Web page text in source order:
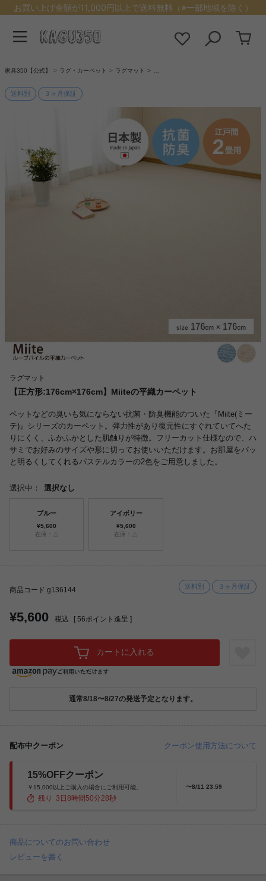
お買い上げ金額が11,000円以上で送料無料（※一部地域を除く）
家具350【公式】 ラグ・カーペット ラグマット
送料別 ３ヶ月保証
ラグマット
【正方形:176cm×176cm】Miiteの平織カーペット
ペットなどの臭いも気にならない抗菌・防臭機能のついた『Miite(ミー
テ)』シリーズのカーペット。弾力性があり復元性にすぐれていてへた
りにくく、ふかふかとした肌触りが特徴。フリーカット仕様なので、ハ
サミでお好みのサイズや形に切ってお使いいただけます。お部屋をパッ
と明るくしてくれるパステルカラーの2色をご用意しました。
選択中： 選択なし
ブルー
¥5,600
在庫：△
アイボリー
¥5,600
在庫：△
商品コード g136144 送料別 ３ヶ月保証
¥5,600 税込 [ 56ポイント進呈 ]
カートに入れる
通常8/18〜8/27の発送予定となります。
配布中クーポン クーポン使用方法について
15%OFFクーポン
￥15,000以上ご購入の場合にご利用可能。
残り 3 日8 時間50分27秒
〜8/11 23:59
商品についてのお問い合わせ
レビューを書く